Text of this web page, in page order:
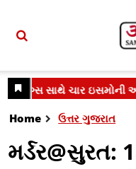
Home ઉત્તર ગુજરાત
મર્ડર@સુરત: